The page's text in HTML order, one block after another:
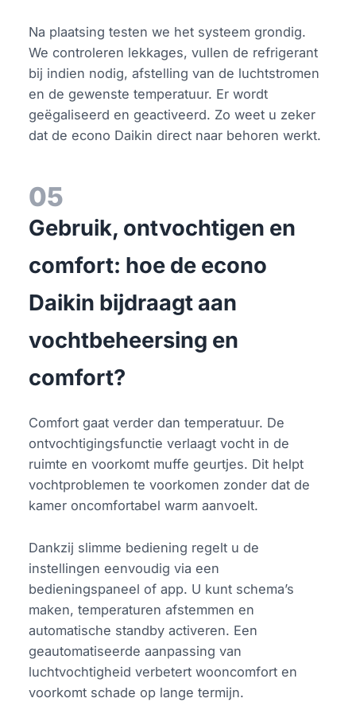
Na plaatsing testen we het systeem grondig.
We controleren lekkages, vullen de refrigerant
bij indien nodig, afstelling van de luchtstromen
en de gewenste temperatuur. Er wordt
geëgaliseerd en geactiveerd. Zo weet u zeker
dat de econo Daikin direct naar behoren werkt.
05
Gebruik, ontvochtigen en
comfort: hoe de econo
Daikin bijdraagt aan
vochtbeheersing en
comfort?
Comfort gaat verder dan temperatuur. De
ontvochtigingsfunctie verlaagt vocht in de
ruimte en voorkomt muffe geurtjes. Dit helpt
vochtproblemen te voorkomen zonder dat de
kamer oncomfortabel warm aanvoelt.
Dankzij slimme bediening regelt u de
instellingen eenvoudig via een
bedieningspaneel of app. U kunt schema’s
maken, temperaturen afstemmen en
automatische standby activeren. Een
geautomatiseerde aanpassing van
luchtvochtigheid verbetert wooncomfort en
voorkomt schade op lange termijn.